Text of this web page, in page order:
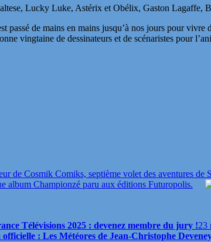
Lucky Luke, Astérix et Obélix, Gaston Lagaffe,
passé de mains en mains jusqu’à nos jours pour
vingtaine de dessinateurs et de scénaristes pour
de Cosmik Comiks, septième volet des aventures
album Championzé paru aux éditions Futuropolis.
Télévisions 2025 : devenez membre du jury !23
: Les Météores de Jean-Christophe